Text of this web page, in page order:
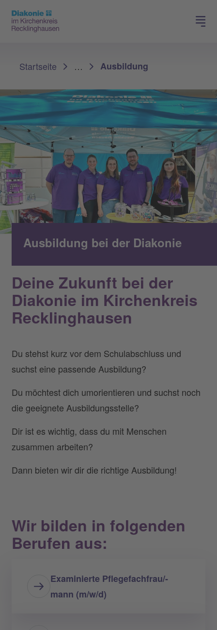
Spenden
Startseite
… Ausbildung
Ausbildung bei der Diakonie
Deine Zukunft bei der
Diakonie im Kirchenkreis
Recklinghausen
Du stehst kurz vor dem Schulabschluss und
suchst eine passende Ausbildung?
Du möchtest dich umorientieren und suchst noch
die geeignete Ausbildungsstelle?
Dir ist es wichtig, dass du mit Menschen
zusammen arbeiten?
Dann bieten wir dir die richtige Ausbildung!
Wir bilden in folgenden
Berufen aus:
Examinierte Pflegefachfrau/-
mann (m/w/d)